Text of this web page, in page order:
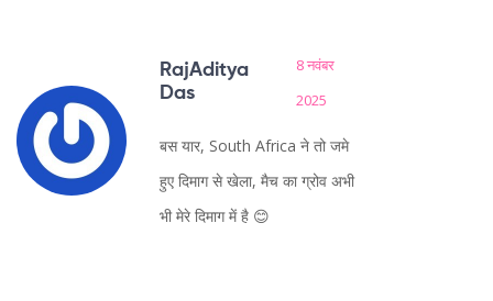
RajAditya
Das
8 नवंबर
2025
बस यार, South Africa ने तो जमे
हुए दिमाग से खेला, मैच का ग्रोव अभी
भी मेरे दिमाग में है 😊